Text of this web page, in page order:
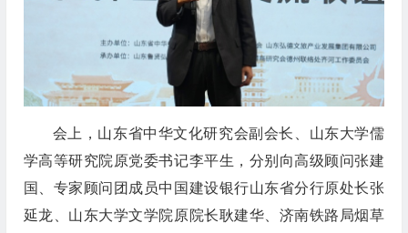
会上，山东省中华文化研究会副会长、山东大学儒
学高等研究院原党委书记李平生，分别向高级顾问张建
国、专家顾问团成员中国建设银行山东省分行原处长张
延龙、山东大学文学院原院长耿建华、济南铁路局烟草